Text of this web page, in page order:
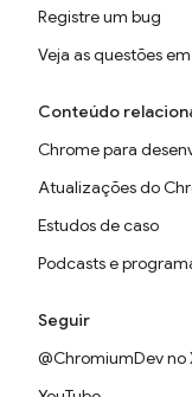
Registre um bug
Veja as questões
Conteúdo
Chrome para
Atualizações do
Estudos de caso
Podcasts e
Seguir
@ChromiumDev no